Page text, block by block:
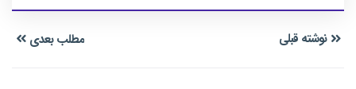
نوشته قبلی مطلب بعدی